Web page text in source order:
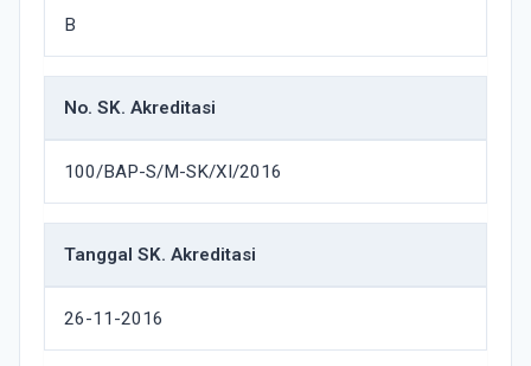
B
No. SK. Akreditasi
100/BAP-S/M-SK/XI/2016
Tanggal SK. Akreditasi
26-11-2016